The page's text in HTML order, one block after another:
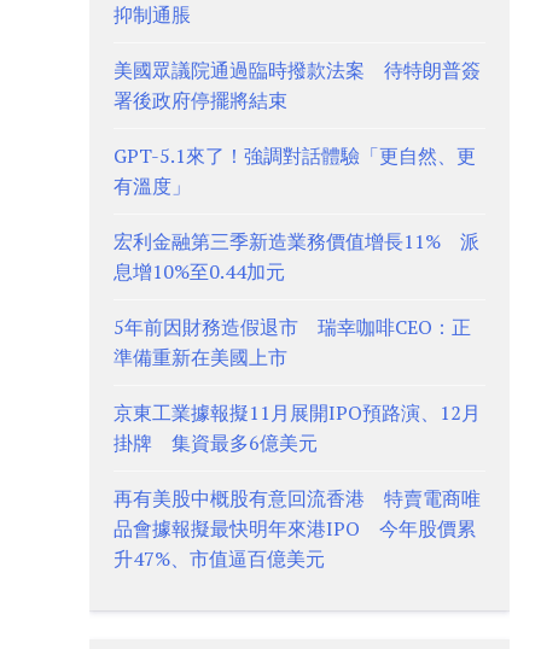
抑制通脹
美國眾議院通過臨時撥款法案 待特朗普簽
署後政府停擺將結束
GPT-5.1來了！強調對話體驗「更自然、更
有溫度」
宏利金融第三季新造業務價值增長11% 派
息增10%至0.44加元
5年前因財務造假退市 瑞幸咖啡CEO：正
準備重新在美國上市
京東工業據報擬11月展開IPO預路演、12月
掛牌 集資最多6億美元
再有美股中概股有意回流香港 特賣電商唯
品會據報擬最快明年來港IPO 今年股價累
升47%、市值逼百億美元